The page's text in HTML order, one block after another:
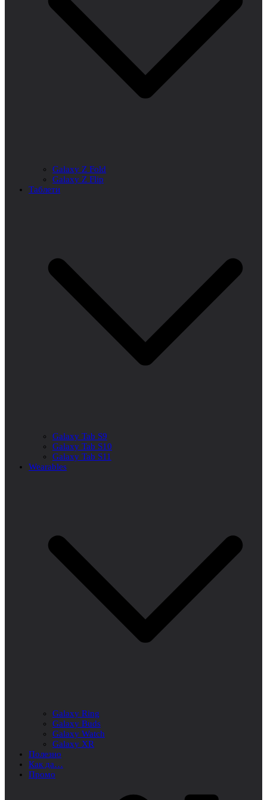
Galaxy Z Fold
Galaxy Z Flip
Таблети
Galaxy Tab S9
Galaxy Tab S10
Galaxy Tab S11
Wearables
Galaxy Ring
Galaxy Buds
Galaxy Watch
Galaxy XR
Полезно
Как да…
Промо